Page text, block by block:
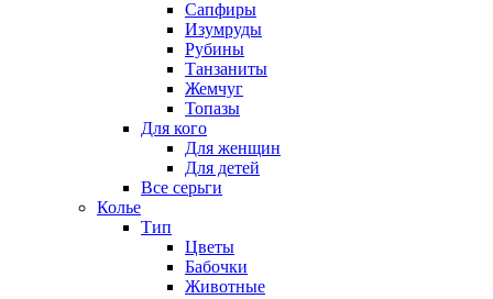
Сапфиры
Изумруды
Рубины
Танзаниты
Жемчуг
Топазы
Для кого
Для женщин
Для детей
Все серьги
Колье
Тип
Цветы
Бабочки
Животные